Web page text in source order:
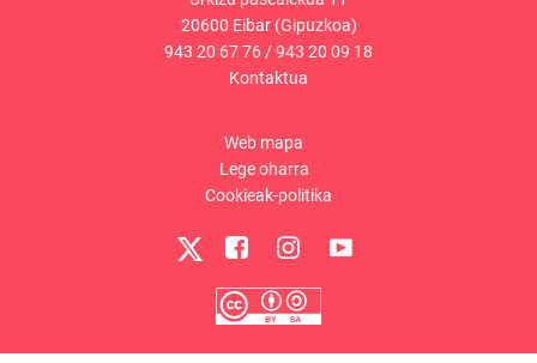
20600 Eibar (Gipuzkoa)
943 20 67 76 /943 20 09 18
Kontaktua
Web mapa
Lege oharra
Cookieak-politika